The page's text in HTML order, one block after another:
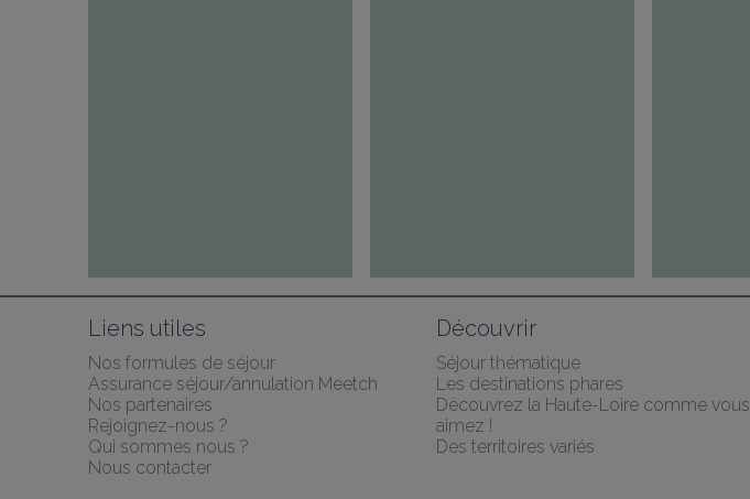
Liens utiles
Nos formules de séjour
Assurance séjour/annulation Meetch
Nos partenaires
Rejoignez-nous ?
Qui sommes nous ?
Nous contacter
Découvrir
Séjour thématique
Les destinations phares
Découvrez la Haute-Loire comme vous
aimez !
Des territoires variés